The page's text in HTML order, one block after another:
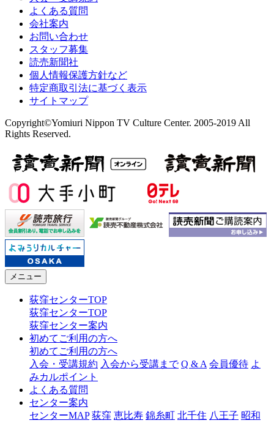
よくある質問
会社案内
お問い合わせ
スタッフ募集
読売新聞社
個人情報保護方針など
特定商取引法に基づく表示
サイトマップ
Copyright©Yomiuri Nippon TV Culture Center. 2005-2019 All
Rights Reserved.
メニュー
荻窪センターTOP
荻窪センターTOP
荻窪センター案内
初めてご利用の方へ
初めてご利用の方へ
入会・受講規約 入会から受講まで Q & A 会員優待 よ
みカルポイント
よくある質問
センター案内
センターMAP 荻窪 恵比寿 錦糸町 北千住 八王子 昭和